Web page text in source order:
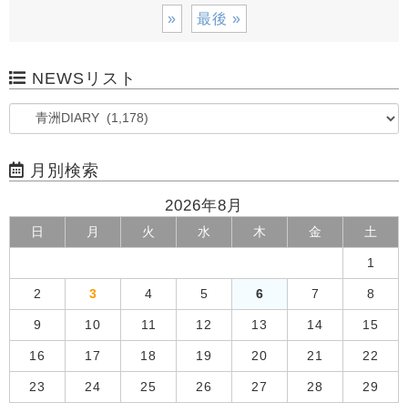
» 最後 »
NEWSリスト
月別検索
2026年8月
日 月 火 水 木 金 土
1
2 3 4 5 6 7 8
9 10 11 12 13 14 15
16 17 18 19 20 21 22
23 24 25 26 27 28 29